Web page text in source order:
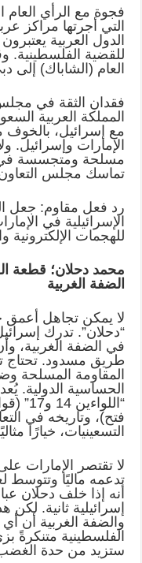
فجوة مع الرأي
الدول العربية
للقضية الفلسطينية.
العام (الشاباك) إلى
فقدان الثقة في
المملكة العربية
مع إسرائيل،
الإمارات وإسرائيل.
مسلحة ومتجسسة في
تماسك مجلس
رد فعل مقاوم: جعل
الإسرائيلية في
للهجمات الإلكترونية
محمد دحلان؛ قطعة
الضفة الغربية
لا يمكن تجاهل أعمق
“دحلان”. تدرك
في الضفة الغربية،
طريق مسدود. تحتاج
المقاومة المسلحة
الحساسية الدولية.
فتح)، وتاريخه في
التسعينيات، خيارًا
لا تقتصر الإمارات
تدعمه ماليًا وتتوسط
أنه إذا خلف دحلان
إسرائيلية ثانية.
والضفة الغربية أن
الفلسطينية
ستزيد من حدة